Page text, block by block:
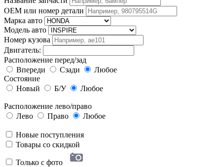
OEM или номер детали
Марка авто
Модель авто
Номер кузова
Двигатель:
Расположение перед/зад
Впереди
Сзади
Любое
Состояние
Новый
Б/У Любое
Расположение лево/право
Лево
Право Любое
Новые поступления
Товары со скидкой
Только с фото